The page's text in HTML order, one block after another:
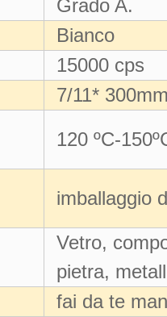
Grado A.
Bianco
15000 cps
7/11*
120 ºC-
imballaggio
Vetro,
pietra,
fai da te